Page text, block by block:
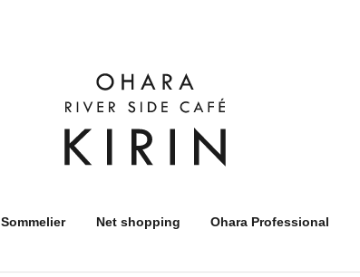
Sommelier Net shopping Ohara Professional